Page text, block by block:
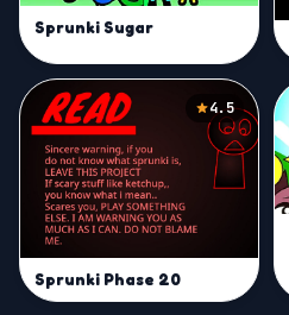
Sprunki Sugar
4.5
Sprunki Phase 20